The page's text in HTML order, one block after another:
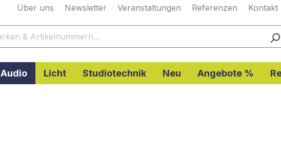
Über uns Newsletter Veranstaltungen Referenzen Kontakt
Audio Licht Studiotechnik Neu Angebote %